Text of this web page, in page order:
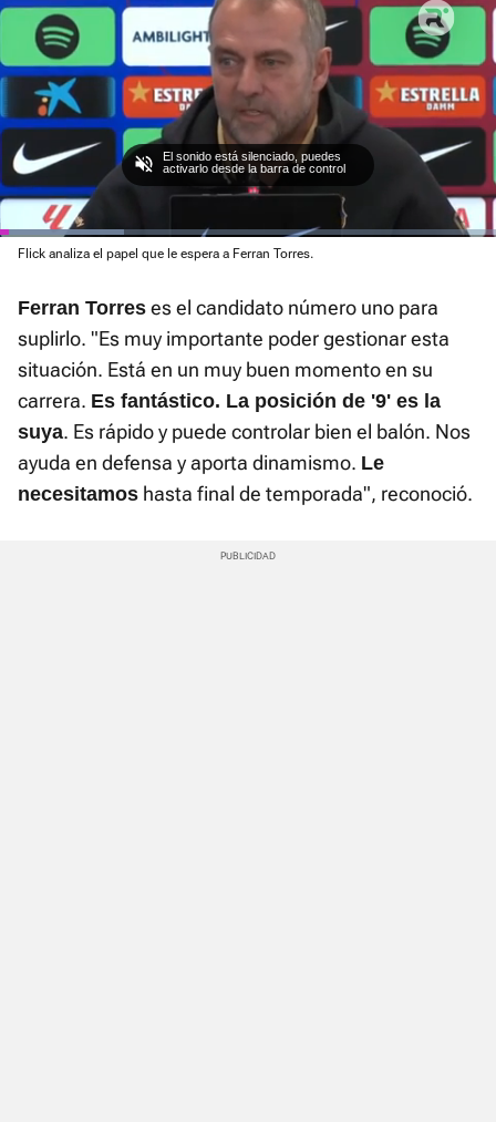
Play Unmute
Time
Loaded
:
37.63%
El sonido está silenciado, puedes
activarlo desde la barra de control
Flick analiza el papel que le espera a Ferran Torres.
Ferran Torres es el candidato número uno para
suplirlo. "Es muy importante poder gestionar esta
situación. Está en un muy buen momento en su
carrera. Es fantástico. La posición de '9' es la
suya. Es rápido y puede controlar bien el balón. Nos
ayuda en defensa y aporta dinamismo. Le
necesitamos hasta final de temporada", reconoció.